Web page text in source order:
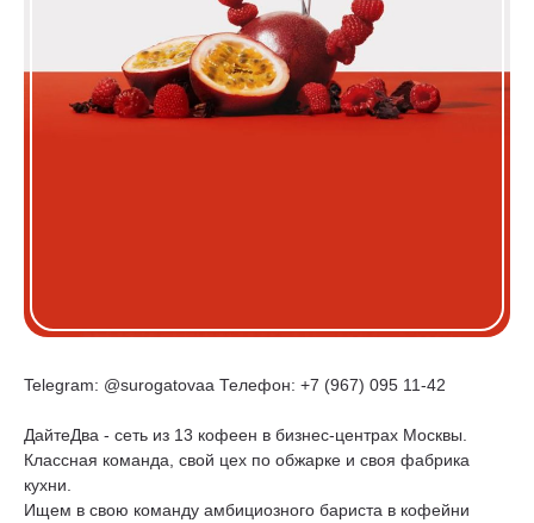
Telegram: @surogatovaa Телефон: +7 (967) 095 11-42
ДайтеДва - сеть из 13 кофеен в бизнес-центрах Москвы.
Классная команда, свой цех по обжарке и своя фабрика
кухни.
Ищем в свою команду амбициозного бариста в кофейни